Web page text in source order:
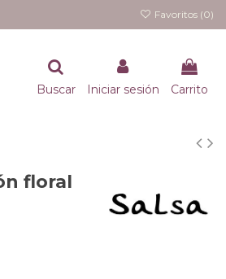
Favoritos (0)
Buscar Iniciar sesión Carrito
floral